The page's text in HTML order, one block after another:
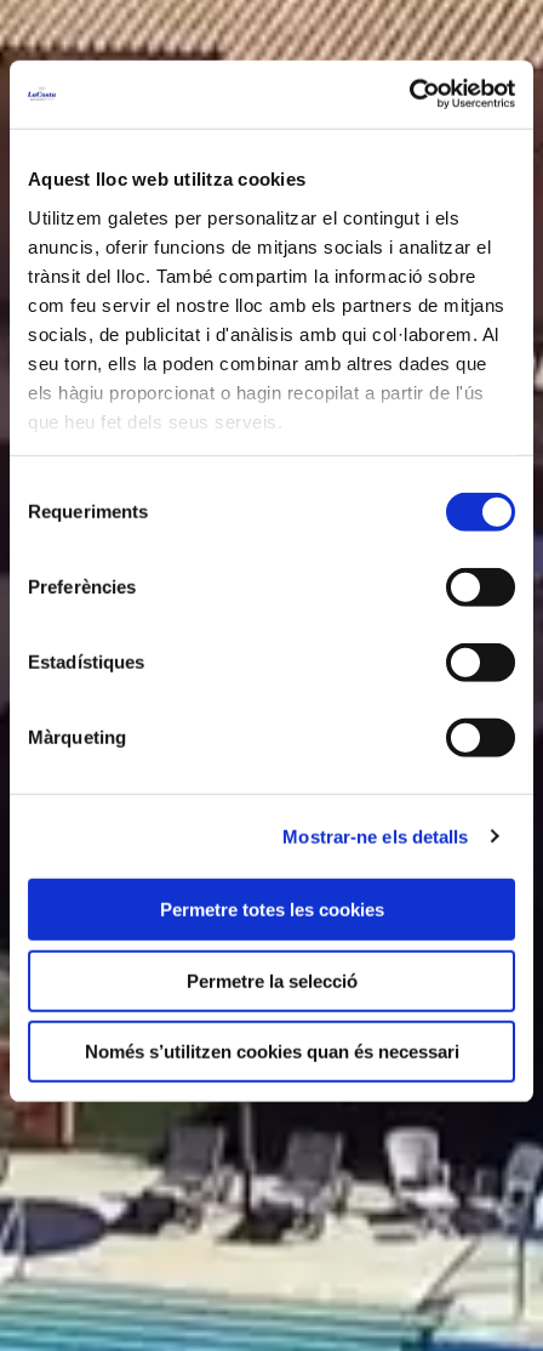
Aquest lloc web utilitza cookies
Utilitzem galetes per personalitzar el contingut i els
anuncis, oferir funcions de mitjans socials i analitzar el
trànsit del lloc. També compartim la informació sobre
com feu servir el nostre lloc amb els partners de mitjans
socials, de publicitat i d'anàlisis amb qui col·laborem. Al
seu torn, ells la poden combinar amb altres dades que
els hàgiu proporcionat o hagin recopilat a partir de l'ús
que heu fet dels seus serveis.
Requeriments
Preferències
Estadístiques
Màrqueting
Mostrar-ne els detalls
Permetre totes les cookies
Permetre la selecció
Només s’utilitzen cookies quan és necessari